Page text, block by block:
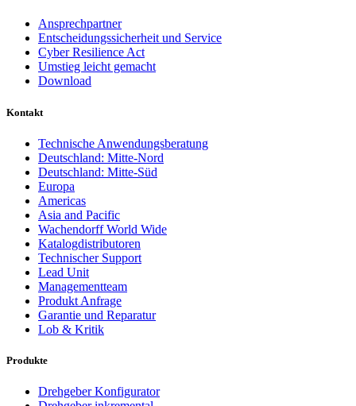
Ansprechpartner
Entscheidungssicherheit und Service
Cyber Resilience Act
Umstieg leicht gemacht
Download
Kontakt
Technische Anwendungsberatung
Deutschland: Mitte-Nord
Deutschland: Mitte-Süd
Europa
Americas
Asia and Pacific
Wachendorff World Wide
Katalogdistributoren
Technischer Support
Lead Unit
Managementteam
Produkt Anfrage
Garantie und Reparatur
Lob & Kritik
Produkte
Drehgeber Konfigurator